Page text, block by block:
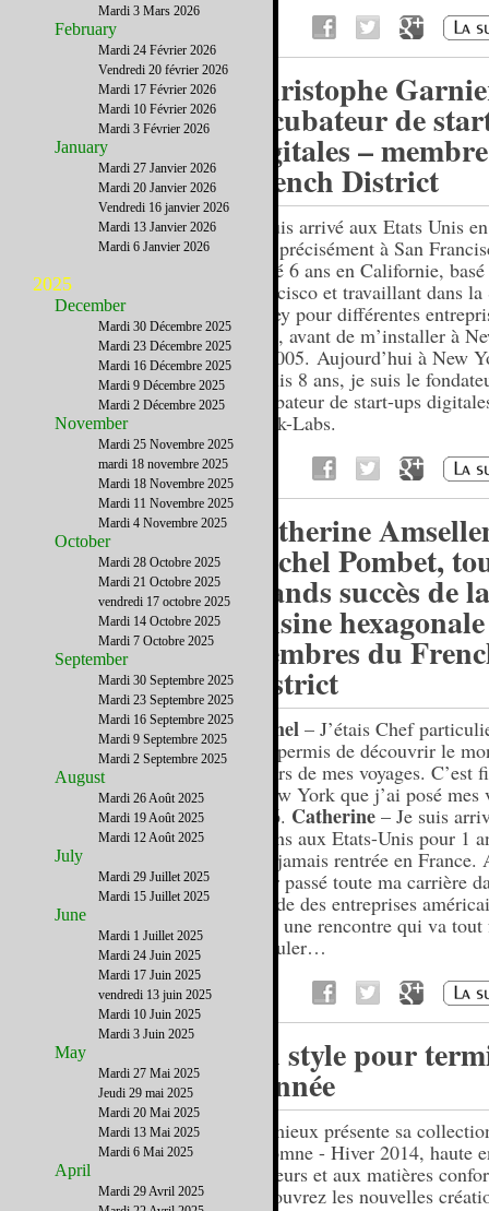
Christophe
Incubateur de
digitales –
French District
Je suis arrivé aux Etats Unis
plus précisément à San
passé 6 ans en Californie,
Francisco et travaillant dans
Valley pour différentes
Tech, avant de m’installer à
en 2005. Aujourd’hui à New
depuis 8 ans, je suis le
incubateur de start-ups
Spark-Labs.
Catherine
Michel Pombet,
grands succès de la
cuisine
membres du
District
Michel – J’étais Chef
m’a permis de découvrir le
travers de mes voyages. C’est
à New York que j’ai posé mes
1986. Catherine – Je suis
30 ans aux Etats-Unis pour 1
suis jamais rentrée en France.
avoir passé toute ma carrière
monde des entreprises
c’est une rencontre qui va
basculer…
Du style pour
l'année
Crémieux présente sa
Automne - Hiver 2014, haute
couleurs et aux matières
Découvrez les nouvelles
Mardi 3 Mars 2026
February
Mardi 24 Février 2026
Vendredi 20 février 2026
Mardi 17 Février 2026
Mardi 10 Février 2026
Mardi 3 Février 2026
January
Mardi 27 Janvier 2026
Mardi 20 Janvier 2026
Vendredi 16 janvier 2026
Mardi 13 Janvier 2026
Mardi 6 Janvier 2026
2025
December
Mardi 30 Décembre 2025
Mardi 23 Décembre 2025
Mardi 16 Décembre 2025
Mardi 9 Décembre 2025
Mardi 2 Décembre 2025
November
Mardi 25 Novembre 2025
mardi 18 novembre 2025
Mardi 18 Novembre 2025
Mardi 11 Novembre 2025
Mardi 4 Novembre 2025
October
Mardi 28 Octobre 2025
Mardi 21 Octobre 2025
vendredi 17 octobre 2025
Mardi 14 Octobre 2025
Mardi 7 Octobre 2025
September
Mardi 30 Septembre 2025
Mardi 23 Septembre 2025
Mardi 16 Septembre 2025
Mardi 9 Septembre 2025
Mardi 2 Septembre 2025
August
Mardi 26 Août 2025
Mardi 19 Août 2025
Mardi 12 Août 2025
July
Mardi 29 Juillet 2025
Mardi 15 Juillet 2025
June
Mardi 1 Juillet 2025
Mardi 24 Juin 2025
Mardi 17 Juin 2025
vendredi 13 juin 2025
Mardi 10 Juin 2025
Mardi 3 Juin 2025
May
Mardi 27 Mai 2025
Jeudi 29 mai 2025
Mardi 20 Mai 2025
Mardi 13 Mai 2025
Mardi 6 Mai 2025
April
Mardi 29 Avril 2025